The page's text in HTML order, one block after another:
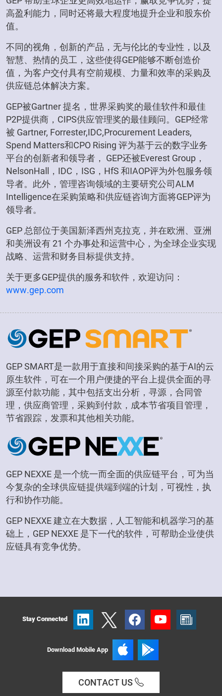
高盈利能力，同时还将最大程度地提升企业和股东价
值。
不同的视角，创新的产品，无与伦比的专业性，以及
智慧、热情的员工，这些使得GEP能够不断创造价
值，为客户交付具有空前规模、力量和效率的采购及
供应链总体解决方案。
GEP被Gartner 提名，世界采购奖的最佳软件和最佳
P2P提供商，CIPS供应管理奖的最佳顾问。GEP经常
被 Gartner, Forrester,IDC,Procurement Leaders,
Spend Matters和CPO Rising 评为基于云的数字业务
平台的创新者和领导者， GEP还被Everest Group，
NelsonHall，IDC，ISG，HfS 和IAOP评为外包服务领
导者。此外，管理咨询领域的主要研究公司ALM
Intelligence在采购策略和供应链咨询方面将GEP评为
领导者。
GEP 总部位于美国新泽西州克拉克，并在欧洲、亚洲
和美洲设有 21 个办事处和运营中心，为全球企业实现
战略、运营和财务目标提供支持。
关于更多GEP提供的服务和软件，欢迎访问：
www.gep.com
GEP SMART是一款用于直接和间接采购的基于AI的云
原生软件，可在一个用户便捷的平台上提供全面的寻
源至付款功能，其中包括支出分析，寻源，合同管
理，供应商管理，采购到付款，成本节省项目管理，
节省跟踪，发票和其他相关功能。
GEP NEXXE 是一个统一而全面的供应链平台，可为当
今复杂的全球供应链提供端到端的计划，可视性，执
行和协作功能。
GEP NEXXE 建立在大数据，人工智能和机器学习的基
础上，GEP NEXXE 是下一代的软件，可帮助企业使供
应链具有竞争优势。
Stay Connected
Download Mobile App
CONTACT US